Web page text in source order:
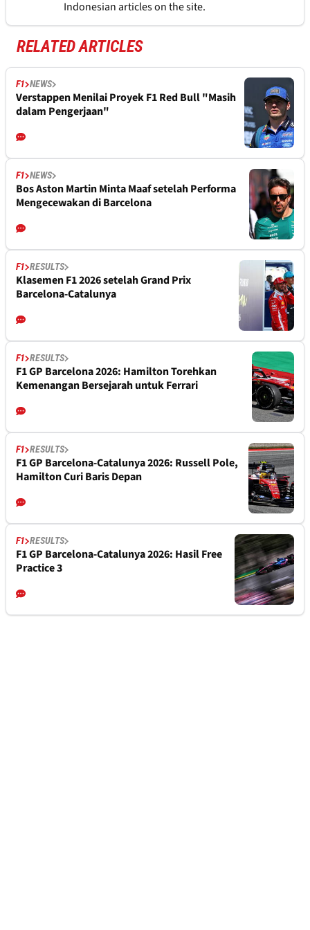
Indonesian articles on the site.
RELATED ARTICLES
F1 NEWS
Verstappen Menilai Proyek F1 Red Bull "Masih
dalam Pengerjaan"
F1 NEWS
Bos Aston Martin Minta Maaf setelah Performa
Mengecewakan di Barcelona
F1 RESULTS
Klasemen F1 2026 setelah Grand Prix
Barcelona-Catalunya
F1 RESULTS
F1 GP Barcelona 2026: Hamilton Torehkan
Kemenangan Bersejarah untuk Ferrari
F1 RESULTS
F1 GP Barcelona-Catalunya 2026: Russell Pole,
Hamilton Curi Baris Depan
F1 RESULTS
F1 GP Barcelona-Catalunya 2026: Hasil Free
Practice 3